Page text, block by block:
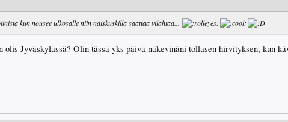
kun nousee ulkosalle niin naiskuskilla saattaa vilahtaa...
Jyväskylässä? Olin tässä yks päivä näkevinäni tollasen hirvityksen, kun